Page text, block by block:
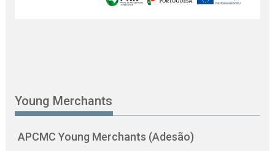
Young Merchants
APCMC Young Merchants (Adesão)